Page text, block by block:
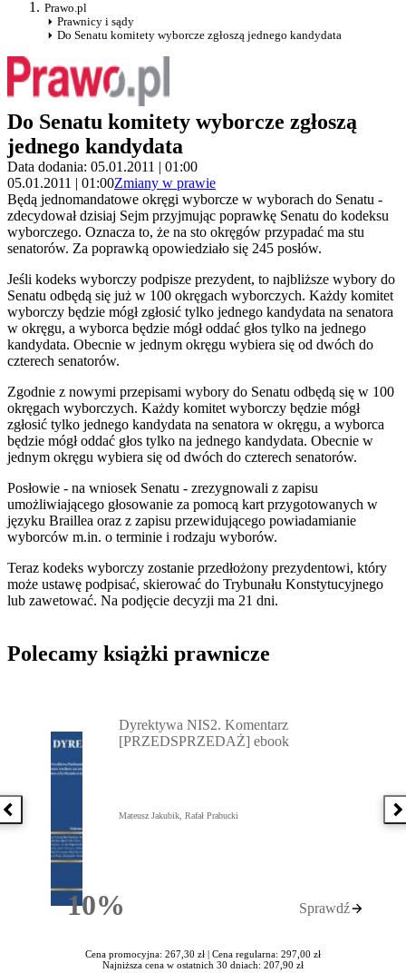
Prawo.pl
Prawnicy i sądy
Do Senatu komitety wyborcze zgłoszą jednego kandydata
Do Senatu komitety wyborcze zgłoszą
jednego kandydata
Data dodania: 05.01.2011 | 01:00
05.01.2011 | 01:00Zmiany w prawie
Będą jednomandatowe okręgi wyborcze w wyborach do Senatu -
zdecydował dzisiaj Sejm przyjmując poprawkę Senatu do kodeksu
wyborczego. Oznacza to, że na sto okręgów przypadać ma stu
senatorów. Za poprawką opowiedziało się 245 posłów.
Jeśli kodeks wyborczy podpisze prezydent, to najbliższe wybory do
Senatu odbędą się już w 100 okręgach wyborczych. Każdy komitet
wyborczy będzie mógł zgłosić tylko jednego kandydata na senatora
w okręgu, a wyborca będzie mógł oddać głos tylko na jednego
kandydata. Obecnie w jednym okręgu wybiera się od dwóch do
czterech senatorów.
Zgodnie z nowymi przepisami wybory do Senatu odbędą się w 100
okręgach wyborczych. Każdy komitet wyborczy będzie mógł
zgłosić tylko jednego kandydata na senatora w okręgu, a wyborca
będzie mógł oddać głos tylko na jednego kandydata. Obecnie w
jednym okręgu wybiera się od dwóch do czterech senatorów.
Posłowie - na wniosek Senatu - zrezygnowali z zapisu
umożliwiającego głosowanie za pomocą kart przygotowanych w
języku Braillea oraz z zapisu przewidującego powiadamianie
wyborców m.in. o terminie i rodzaju wyborów.
Teraz kodeks wyborczy zostanie przedłożony prezydentowi, który
może ustawę podpisać, skierować do Trybunału Konstytucyjnego
lub zawetować. Na podjęcie decyzji ma 21 dni.
Polecamy książki prawnicze
Poprzednia książka
10%Rabatu
Dyrektywa NIS2. Komentarz
[PRZEDSPRZEDAŻ] ebook
Mateusz Jakubik, Rafał Prabucki
Sprawdź
Cena promocyjna: 267,30 zł | Cena regularna: 297,00 zł
Najniższa cena w ostatnich 30 dniach: 207,90 zł